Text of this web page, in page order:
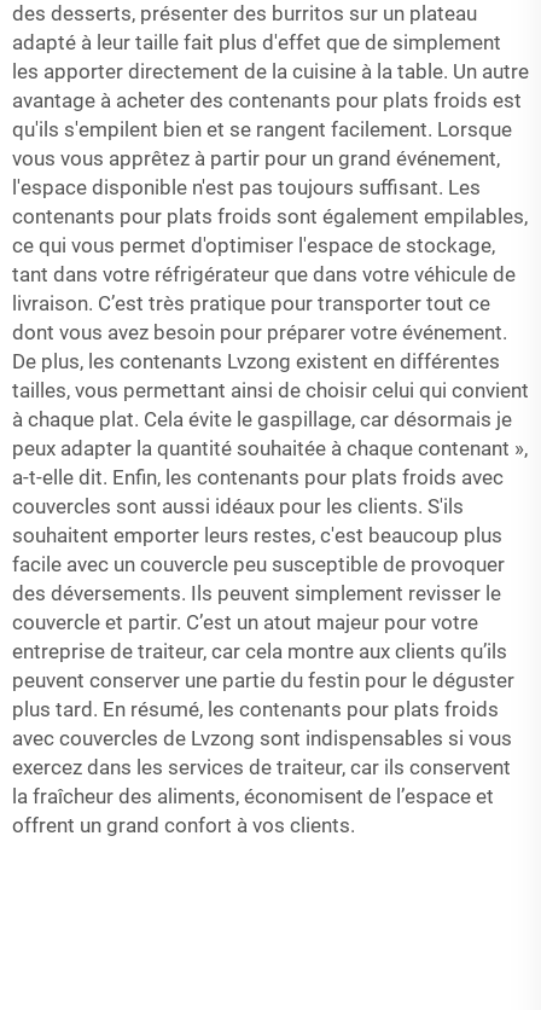
des desserts, présenter des burritos sur un plateau
adapté à leur taille fait plus d'effet que de simplement
les apporter directement de la cuisine à la table. Un autre
avantage à acheter des contenants pour plats froids est
qu'ils s'empilent bien et se rangent facilement. Lorsque
vous vous apprêtez à partir pour un grand événement,
l'espace disponible n'est pas toujours suffisant. Les
contenants pour plats froids sont également empilables,
ce qui vous permet d'optimiser l'espace de stockage,
tant dans votre réfrigérateur que dans votre véhicule de
livraison. C’est très pratique pour transporter tout ce
dont vous avez besoin pour préparer votre événement.
De plus, les contenants Lvzong existent en différentes
tailles, vous permettant ainsi de choisir celui qui convient
à chaque plat. Cela évite le gaspillage, car désormais je
peux adapter la quantité souhaitée à chaque contenant »,
a-t-elle dit. Enfin, les contenants pour plats froids avec
couvercles sont aussi idéaux pour les clients. S'ils
souhaitent emporter leurs restes, c'est beaucoup plus
facile avec un couvercle peu susceptible de provoquer
des déversements. Ils peuvent simplement revisser le
couvercle et partir. C’est un atout majeur pour votre
entreprise de traiteur, car cela montre aux clients qu’ils
peuvent conserver une partie du festin pour le déguster
plus tard. En résumé, les contenants pour plats froids
avec couvercles de Lvzong sont indispensables si vous
exercez dans les services de traiteur, car ils conservent
la fraîcheur des aliments, économisent de l’espace et
offrent un grand confort à vos clients.